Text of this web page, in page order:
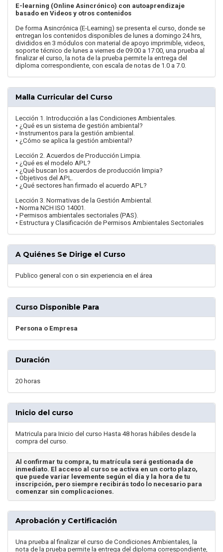
E-learning (Online Asincrónico) con autoaprendizaje
basado en Videos y otros contenidos
De forma Asincrónica (E-Learning) se presenta el curso, donde se
entregan los contenidos disponibles de lunes a domingo 24 hrs,
divididos en 3 módulos con material de apoyo imprimible, videos,
soporte técnico de lunes a viernes de 09:00 a 17:00, una prueba al
finalizar el curso, la nota de la prueba permite la entrega del
diploma correspondiente, con escala de notas de 1.0 a 7.0.
Malla Curricular del Curso
Lección 1. Introducción a las Condiciones Ambientales.
• ¿Qué es un sistema de gestión ambiental?
• Instrumentos para la gestión ambiental.
• ¿Cómo se aplica la gestión ambiental?
Lección 2. Acuerdos de Producción Limpia.
• ¿Qué es el modelo APL?
• ¿Qué buscan los acuerdos de producción limpia?
• Objetivos del APL.
• ¿Qué sectores han firmado el acuerdo APL?
Lección 3. Normativas de la Gestión Ambiental.
• Norma NCH ISO 14001.
• Permisos ambientales sectoriales (PAS).
• Estructura y Clasificación de Permisos Ambientales Sectoriales
A Quiénes Se Dirige el Curso
Publico general con o sin experiencia en el área
Curso Disponible Para
Persona o Empresa
Duración
20 horas
Inicio del curso
Matricula para Inicio del curso Hasta 48 horas hábiles desde la
compra del curso.
Al confirmar tu compra, tu matrícula será gestionada de
inmediato. El acceso al curso se activa en un corto plazo,
que puede variar levemente según el día y la hora de tu
inscripción, pero siempre recibirás todo lo necesario para
comenzar sin complicaciones.
Aprobación y Certificación
Una prueba al finalizar el curso de Condiciones Ambientales, la
nota de la prueba permite la entrega del diploma correspondiente,